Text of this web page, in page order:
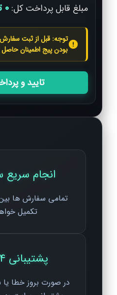
مبلغ قابل پرداخت کل: 0 تومان
بودن پیج اطمینان حاصل
تایید و
انجام
تکمیل
پشتیبانی 24 ساعته
در صورت بروز خطا یا